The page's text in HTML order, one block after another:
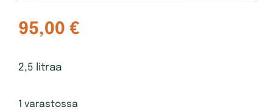
95,00 €
2,5 litraa
1 varastossa